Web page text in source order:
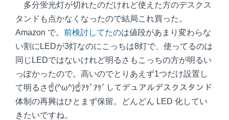
多分蛍光灯が切れたのだけれど使えた方のデスクス
タンドも点かなくなったので結局これ買った。
Amazon で。 前検討してたのは値段があまり変わらな
い割にLEDが3灯なのにこっちは8灯で、使ってるのは
同じLEDではないけれど明るさもこっちの方が明るい
っぽかったので。高いのでとりあえず1つだけ設置し
て明るさ☝(^ω^)☝ｱｹﾞｱｹﾞしてデュアルデスクスタンド
体制の再興はひとまず保留。どんどん LED 化してい
きたいですね。